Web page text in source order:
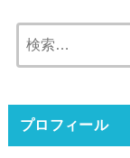
プロフィール